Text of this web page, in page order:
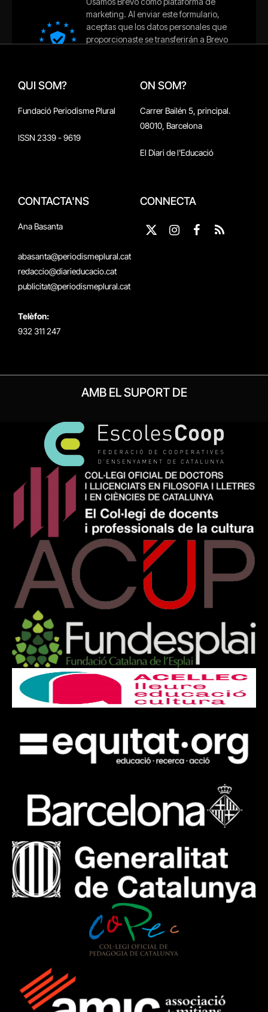
QUI SOM?
Fundació Periodisme Plural
ISSN 2339 - 9619
ON SOM?
Carrer Bailén 5, principal.
08010, Barcelona
El Diari de l'Educació
CONTACTA'NS
Ana Basanta
abasanta@periodismeplural.cat
redaccio@diarieducacio.cat
publicitat@periodismeplural.cat
Telèfon:
932 311 247
CONNECTA
X
Instagram
Facebook
RSS
AMB EL SUPORT DE